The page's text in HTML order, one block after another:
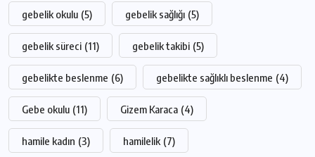
gebelik okulu (5) gebelik sağlığı (5)
gebelik süreci (11) gebelik takibi (5)
gebelikte beslenme (6) gebelikte sağlıklı beslenme (4)
Gebe okulu (11) Gizem Karaca (4)
hamile kadın (3) hamilelik (7)